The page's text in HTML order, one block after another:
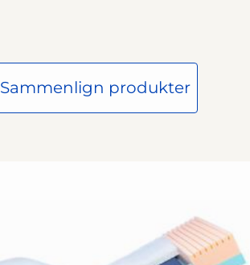
Sammenlign produkter